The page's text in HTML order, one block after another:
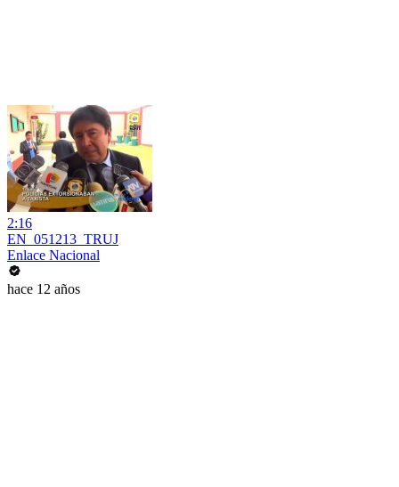
2:16
EN_051213_TRUJ
Enlace Nacional
hace 12 años